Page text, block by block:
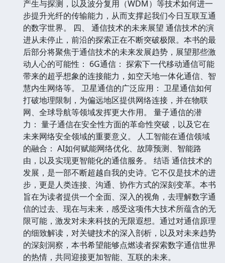
产生与探测，以及波分复用（WDM）等技术如何进一
步提升光纤的传输能力，从而支撑起我们今日互联互通
的数字世界。 四、 通信技术的未来展望 通信技术的演
进从未停止，前沿的探索正在不断突破极限。本书的最
后部分将聚焦于通信技术的未来发展趋势，展望那些激
动人心的可能性： 6G通信： 探索下一代移动通信可能
带来的超乎想象的连接能力，如空天地一体化通信、智
慧内生网络等。 卫星通信的广泛应用： 卫星通信如何
打破地理限制，为偏远地区提供网络连接，并在物联
网、全球导航等领域发挥更大作用。 量子通信的潜
力： 量子通信在安全性方面的革命性突破，以及它在
未来网络安全领域的重要意义。 人工智能在通信领域
的融合： AI如何赋能网络优化、故障预测、智能路
由，以及实现更智能化的通信服务。 结语 通信技术的
发展，是一部不断超越自我的史诗。它不仅是技术的进
步，更是人类连接、沟通、协作方式的深刻变革。本书
旨在为读者提供一个全面、深入的视角，去理解数字通
信的过去、现在与未来，感受这项伟大技术所蕴含的无
限可能，激发对未来科技的无限遐想。通过对通信原理
的细致解读，对关键技术的深入剖析，以及对未来趋势
的深刻洞察，本书希望能够点燃读者探索数字通信世界
的热情，共同迎接更加智能、互联的未来。